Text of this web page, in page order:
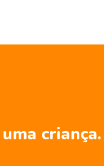
criança.